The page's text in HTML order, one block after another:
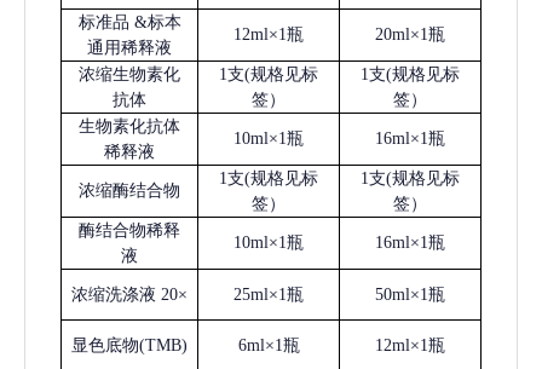
标准品 &标本
通用稀释液
12ml×1瓶 20ml×1瓶
浓缩生物素化
抗体
1支(规格见标
签）
1支(规格见标
签）
生物素化抗体
稀释液
10ml×1瓶 16ml×1瓶
浓缩酶结合物
1支(规格见标
签）
1支(规格见标
签）
酶结合物稀释
液
10ml×1瓶 16ml×1瓶
浓缩洗涤液 20× 25ml×1瓶 50ml×1瓶
显色底物(TMB) 6ml×1瓶 12ml×1瓶